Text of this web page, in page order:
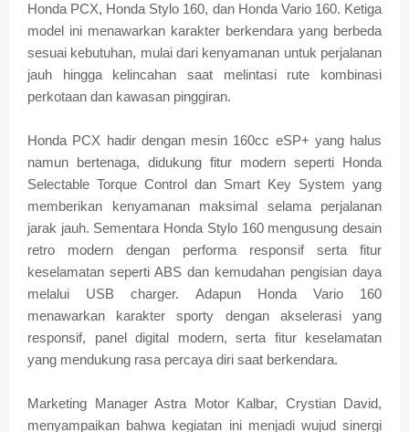
Honda PCX, Honda Stylo 160, dan Honda Vario 160. Ketiga
model ini menawarkan karakter berkendara yang berbeda
sesuai kebutuhan, mulai dari kenyamanan untuk perjalanan
jauh hingga kelincahan saat melintasi rute kombinasi
perkotaan dan kawasan pinggiran.
Honda PCX hadir dengan mesin 160cc eSP+ yang halus
namun bertenaga, didukung fitur modern seperti Honda
Selectable Torque Control dan Smart Key System yang
memberikan kenyamanan maksimal selama perjalanan
jarak jauh. Sementara Honda Stylo 160 mengusung desain
retro modern dengan performa responsif serta fitur
keselamatan seperti ABS dan kemudahan pengisian daya
melalui USB charger. Adapun Honda Vario 160
menawarkan karakter sporty dengan akselerasi yang
responsif, panel digital modern, serta fitur keselamatan
yang mendukung rasa percaya diri saat berkendara.
Marketing Manager Astra Motor Kalbar, Crystian David,
menyampaikan bahwa kegiatan ini menjadi wujud sinergi